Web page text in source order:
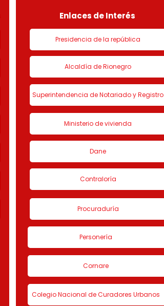
Enlaces de Interés
Presidencia de la república
Alcaldía de Rionegro
Superintendencia de Notariado y Registro
Ministerio de vivienda
Dane
Contraloría
Procuraduría
Personería
Cornare
Colegio Nacional de Curadores Urbanos